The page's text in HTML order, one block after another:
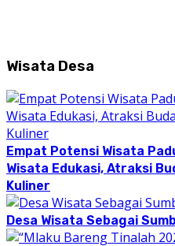
Wisata Desa
Empat Potensi Wisata
Wisata Edukasi, Atraksi
Kuliner
Desa Wisata Sebagai